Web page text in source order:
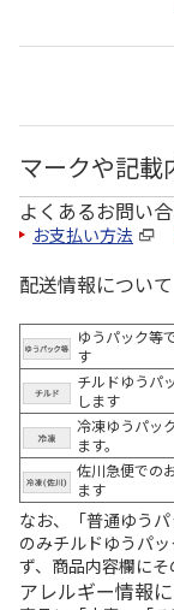
マークや記載
よくあるお問い
お支払い方法
配送情報について
ゆうパック等
す
チルドゆうパ
します
冷凍ゆうパッ
ます。
佐川急便での
ます
なお、「普通ゆう
のみチルドゆうパ
ず、商品内容欄にそ
アレルギー情報